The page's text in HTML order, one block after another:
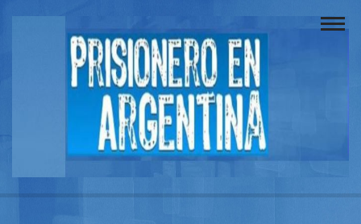
Buscador
Documentos